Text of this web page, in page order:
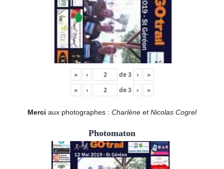
« ‹ de3 ›
»
«
‹ de3 › »
Merci aux photographes : Charlène et Nicolas Cogrel
Photomaton